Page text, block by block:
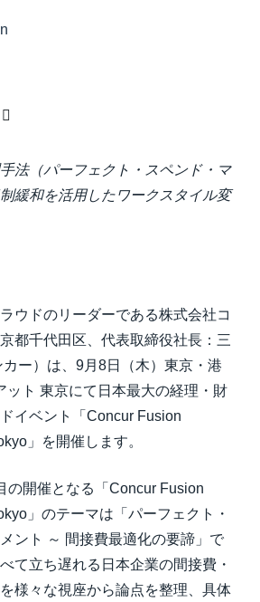
育機関等
法（パーフェクト・スペンド・マ
緩和を活用したワークスタイル変
ウドのリーダーである株式会社コ
都千代田区、代表取締役社長：三
ー）は、9月8日（木）東京・港
ット 東京にて日本最大の経理・財
イベント「Concur Fusion
」を開催します。
の開催となる「Concur Fusion
」のテーマは「パーフェクト・
ント ～ 間接費最適化の要諦」で
て立ち遅れる日本企業の間接費・
様々な視座から論点を整理、具体